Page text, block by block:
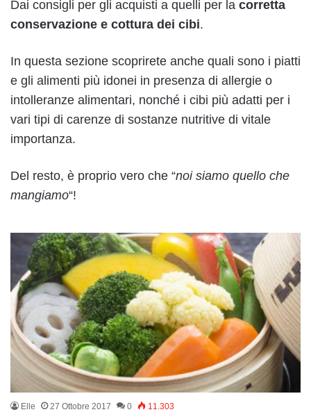
Dai consigli per gli acquisti a quelli per la corretta
conservazione e cottura dei cibi.
In questa sezione scoprirete anche quali sono i piatti
e gli alimenti più idonei in presenza di allergie o
intolleranze alimentari, nonché i cibi più adatti per i
vari tipi di carenze di sostanze nutritive di vitale
importanza.
Del resto, è proprio vero che “noi siamo quello che
mangiamo“!
Elle 27 Ottobre 2017 0 11.303